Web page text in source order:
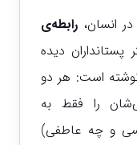
انسان، رابطه‌ی
دیده
است: هر دو
را فقط به
و چه عاطفی)